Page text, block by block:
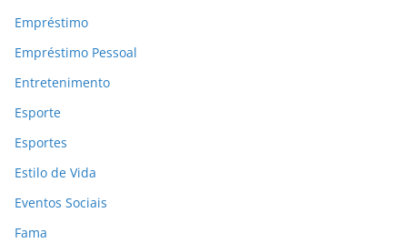
Empréstimo
Empréstimo Pessoal
Entretenimento
Esporte
Esportes
Estilo de Vida
Eventos Sociais
Fama